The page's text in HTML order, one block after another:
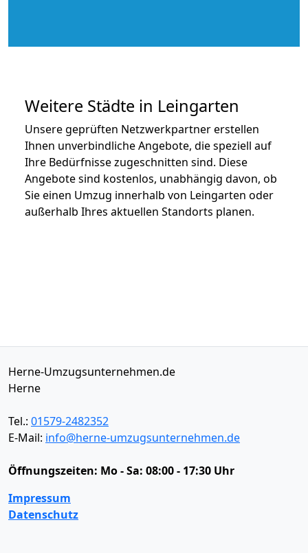
Weitere Städte in Leingarten
Unsere geprüften Netzwerkpartner erstellen
Ihnen unverbindliche Angebote, die speziell auf
Ihre Bedürfnisse zugeschnitten sind. Diese
Angebote sind kostenlos, unabhängig davon, ob
Sie einen Umzug innerhalb von Leingarten oder
außerhalb Ihres aktuellen Standorts planen.
Herne-Umzugsunternehmen.de
Herne
Tel.: 01579-2482352
E-Mail: info@herne-umzugsunternehmen.de
Öffnungszeiten: Mo - Sa: 08:00 - 17:30 Uhr
Impressum
Datenschutz